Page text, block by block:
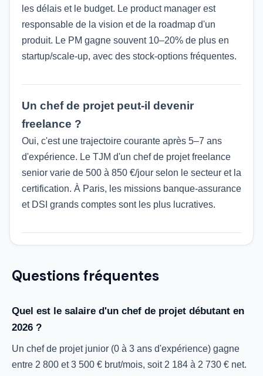
les délais et le budget. Le product manager est
responsable de la vision et de la roadmap d'un
produit. Le PM gagne souvent 10–20% de plus en
startup/scale-up, avec des stock-options fréquentes.
Un chef de projet peut-il devenir
freelance ?
Oui, c'est une trajectoire courante après 5–7 ans
d'expérience. Le TJM d'un chef de projet freelance
senior varie de 500 à 850 €/jour selon le secteur et la
certification. À Paris, les missions banque-assurance
et DSI grands comptes sont les plus lucratives.
Questions fréquentes
Quel est le salaire d'un chef de projet débutant en
2026 ?
Un chef de projet junior (0 à 3 ans d'expérience) gagne
entre 2 800 et 3 500 € brut/mois, soit 2 184 à 2 730 € net.